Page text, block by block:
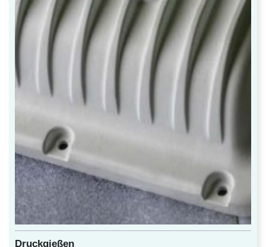
Druckgießen